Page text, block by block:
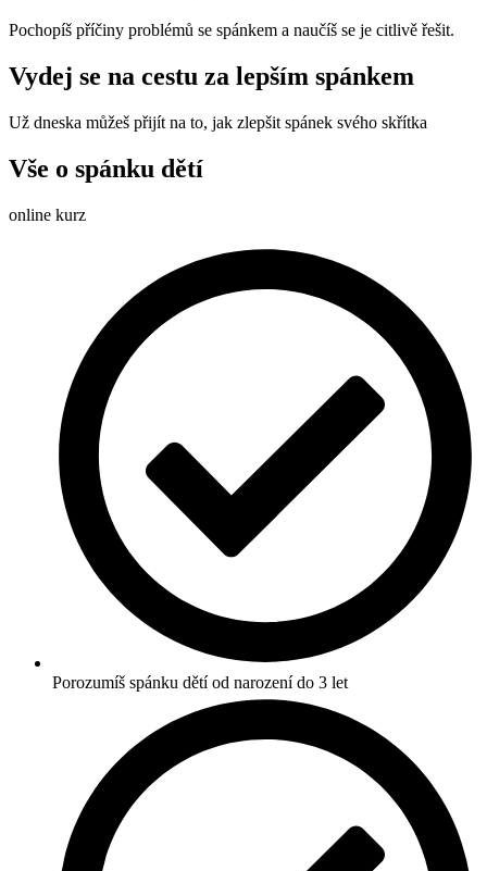
Pochopíš příčiny problémů se spánkem a naučíš se je citlivě řešit.
Vydej se na cestu za lepším spánkem
Už dneska můžeš přijít na to, jak zlepšit spánek svého skřítka
Vše o spánku dětí
online kurz
Porozumíš spánku dětí od narození do 3 let